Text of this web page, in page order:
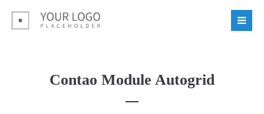
Login
Contao Module Autogrid